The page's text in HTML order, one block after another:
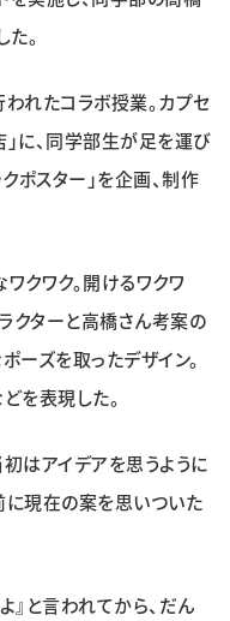
お問い合わせ
。
れたコラボ授業。カプセ
に、同学部生が足を運び
ポスター」を企画、制作
クワク。開けるワクワ
ラクターと高橋さん考案の
ーズを取ったデザイン。
を表現した。
はアイデアを思うように
に現在の案を思いついた
』と言われてから、だん